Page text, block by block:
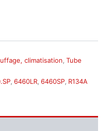
climatisation, Tube
, 6460LR, 6460SP, R134A